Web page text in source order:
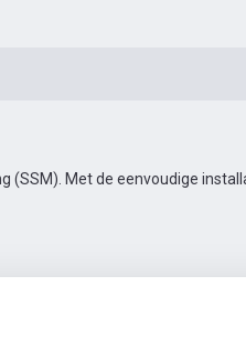
(SSM). Met de eenvoudige